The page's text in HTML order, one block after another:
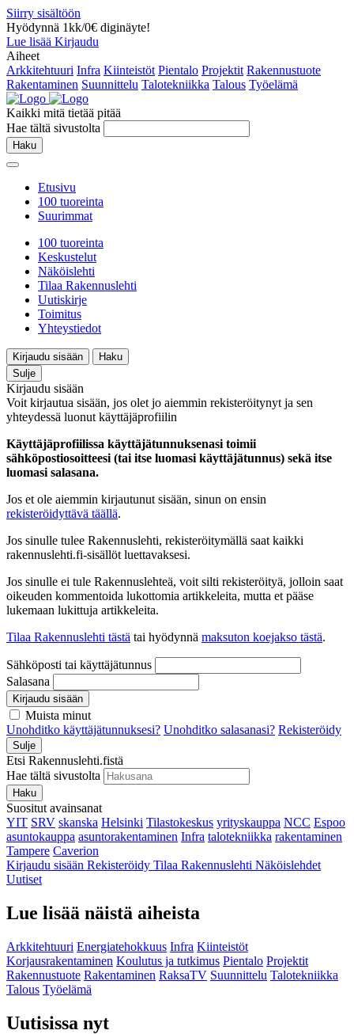
Siirry sisältöön
Hyödynnä 1kk/0€ diginäyte!
Lue lisää Kirjaudu
Aiheet
Arkkitehtuuri Infra Kiinteistöt Pientalo Projektit Rakennustuote
Rakentaminen Suunnittelu Talotekniikka Talous Työelämä
Kaikki mitä tietää pitää
Hae tältä sivustolta
Haku
Etusivu
100 tuoreinta
Suurimmat
100 tuoreinta
Keskustelut
Näköislehti
Tilaa Rakennuslehti
Uutiskirje
Toimitus
Yhteystiedot
Kirjaudu sisään
Haku
Sulje
Kirjaudu sisään
Voit kirjautua sisään, jos olet jo aiemmin rekisteröitynyt ja sen
yhteydessä luonut käyttäjäprofiilin
Käyttäjäprofiilissa käyttäjätunnuksenasi toimii
sähköpostiosoitteesi (tai itse luomasi käyttäjätunnus) sekä itse
luomasi salasana.
Jos et ole aiemmin kirjautunut sisään, sinun on ensin
rekisteröidyttävä täällä.
Jos sinulle tulee Rakennuslehti, rekisteröitymällä saat kaikki
rakennuslehti.fi-sisällöt luettavaksesi.
Jos sinulle ei tule Rakennuslehteä, voit silti rekisteröityä, jolloin saat
oikeuden kommentoida lukottomia artikkeleita, mutta et pääse
lukemaan lukittuja artikkeleita.
Tilaa Rakennuslehti tästä tai hyödynnä maksuton koejakso tästä.
Sähköposti tai käyttäjätunnus
Salasana
Kirjaudu sisään
Muista minut
Unohditko käyttäjätunnuksesi? Unohditko salasanasi? Rekisteröidy
Sulje
Etsi Rakennuslehti.fistä
Hae tältä sivustolta
Haku
Suositut avainsanat
YIT SRV skanska Helsinki Tilastokeskus yrityskauppa NCC Espoo
asuntokauppa asuntorakentaminen Infra talotekniikka rakentaminen
Tampere Caverion
Kirjaudu sisään Rekisteröidy Tilaa Rakennuslehti Näköislehdet
Uutiset
Lue lisää näistä aiheista
Arkkitehtuuri Energiatehokkuus Infra Kiinteistöt
Korjausrakentaminen Koulutus ja tutkimus Pientalo Projektit
Rakennustuote Rakentaminen RaksaTV Suunnittelu Talotekniikka
Talous Työelämä
Uutisissa nyt